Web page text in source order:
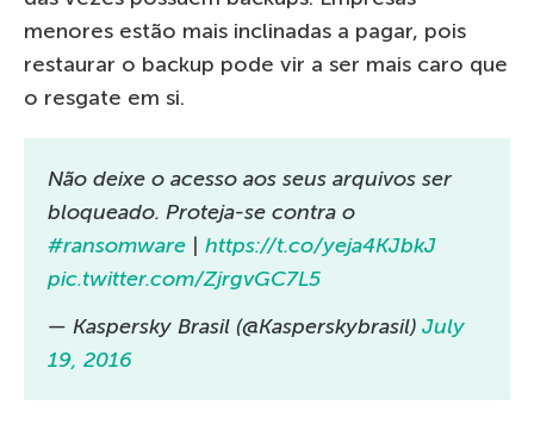
menores estão mais inclinadas a pagar, pois
restaurar o backup pode vir a ser mais caro que
o resgate em si.
Não deixe o acesso aos seus arquivos ser
bloqueado. Proteja-se contra o
#ransomware | https://t.co/yeja4KJbkJ
pic.twitter.com/ZjrgvGC7L5
— Kaspersky Brasil (@Kasperskybrasil) July
19, 2016